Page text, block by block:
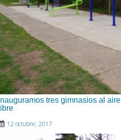
Inauguramos tres gimnasios al aire
libre
12 octubre, 2017